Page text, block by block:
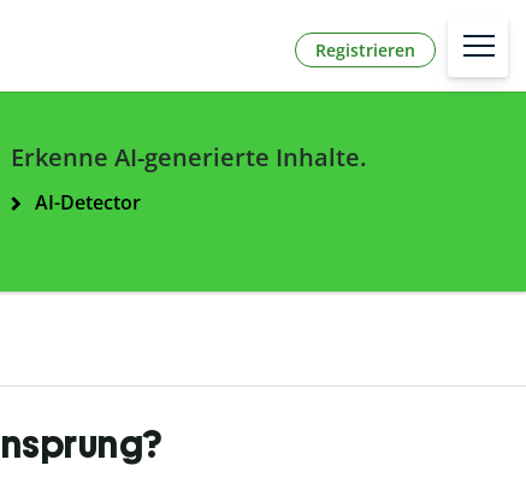
Registrieren
Erkenne AI-generierte Inhalte.
AI-Detector